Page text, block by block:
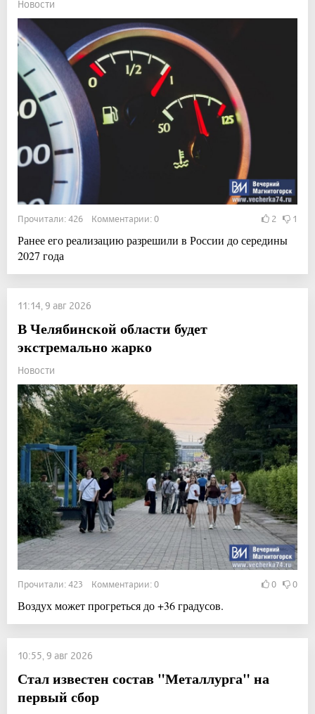
Новости
Прочитали: 426 Комментарии: 0 2 1
Ранее его реализацию разрешили в России до середины
2027 года
11:14, 9 авг 2026
В Челябинской области будет
экстремально жарко
Новости
Прочитали: 423 Комментарии: 0 0 0
Воздух может прогреться до +36 градусов.
10:55, 9 авг 2026
Стал известен состав "Металлурга" на
первый сбор